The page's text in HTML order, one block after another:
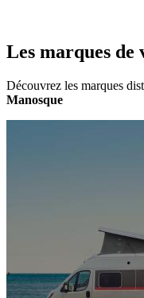
Les marques de
Découvrez les marques
Manosque